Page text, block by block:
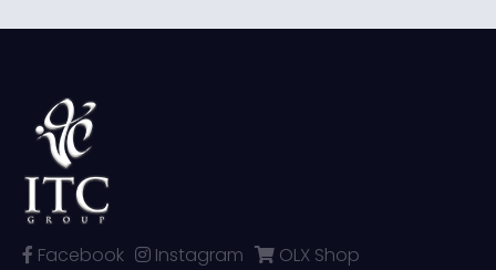
Facebook Instagram
OLX Shop